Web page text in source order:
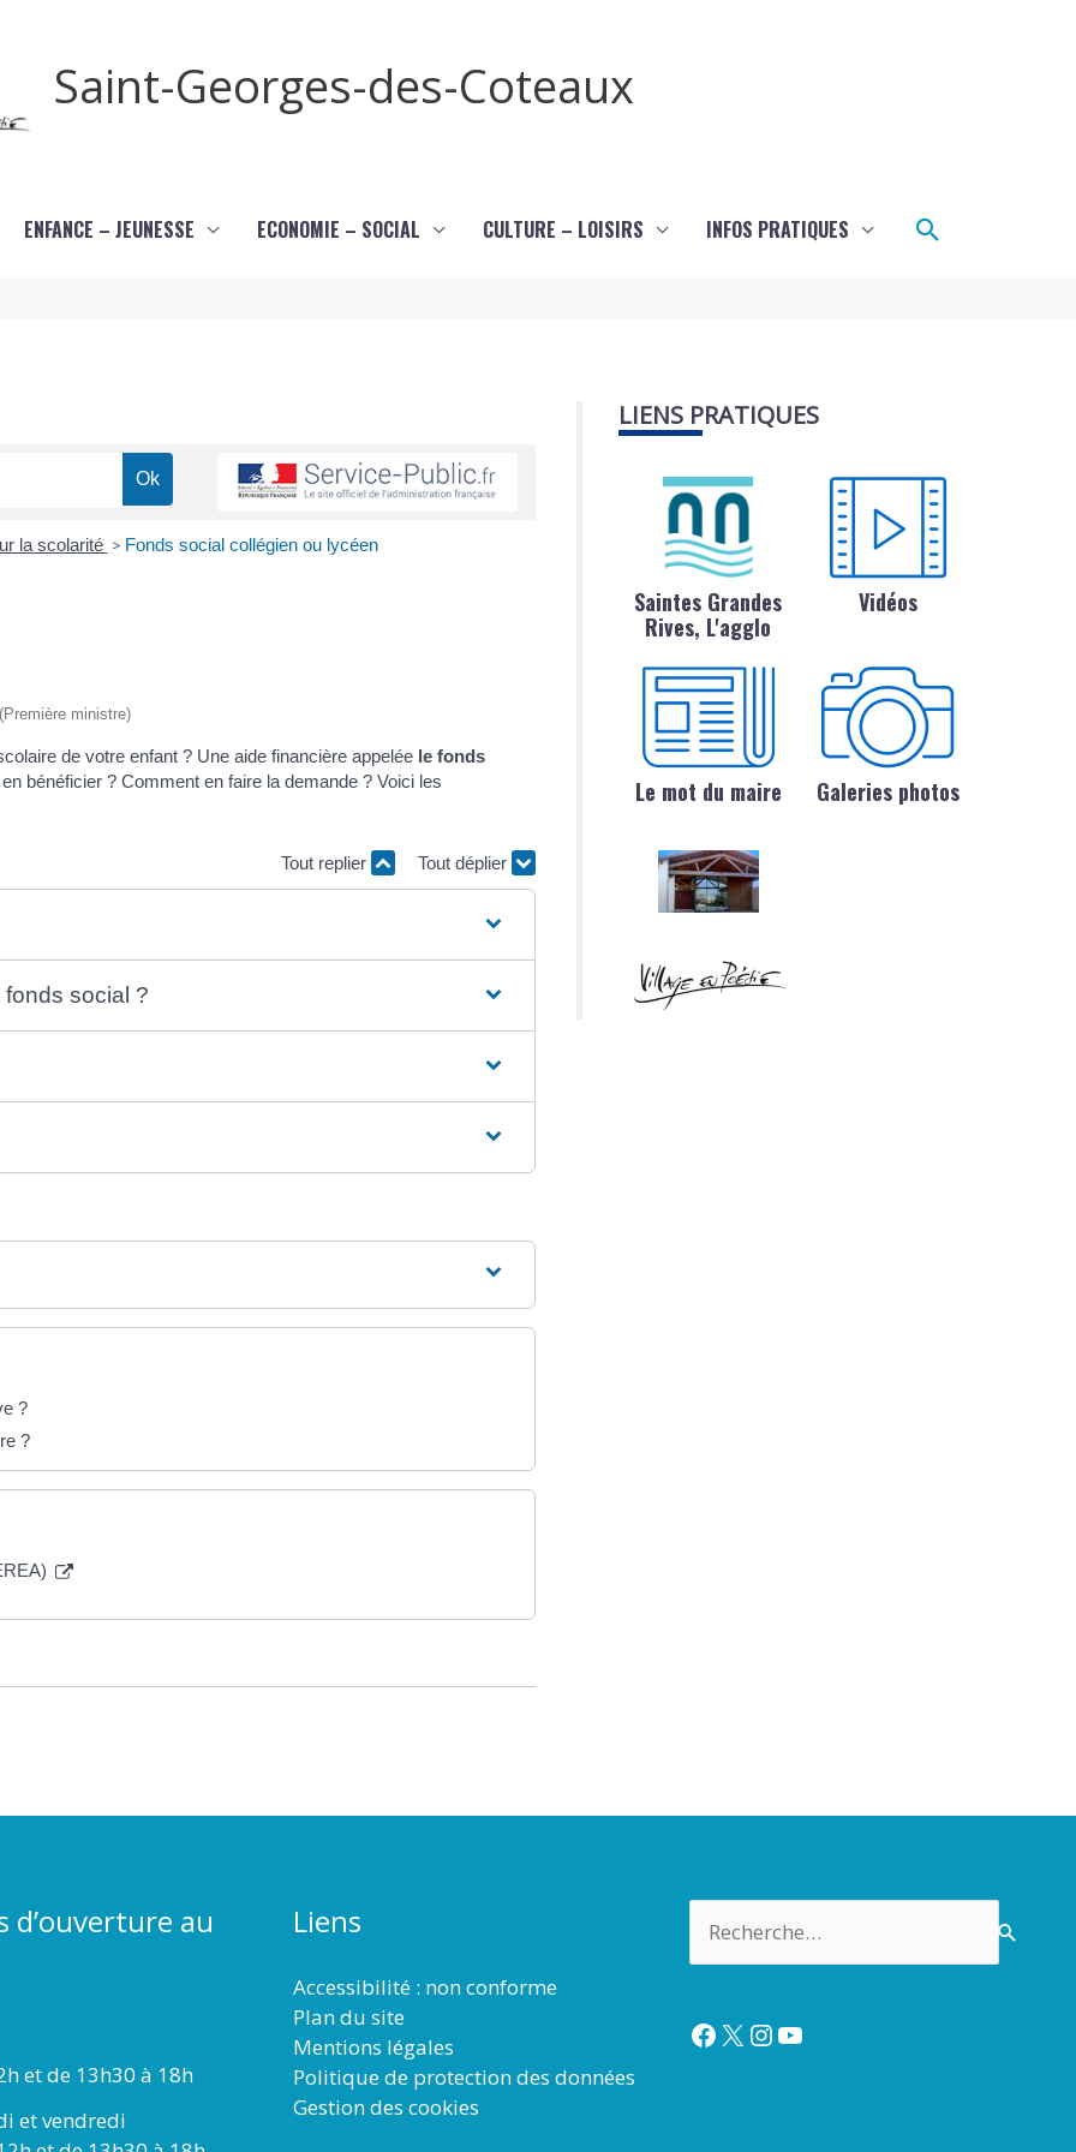
Saint-Georges-des-Coteaux
ENFANCE – JEUNESSE ECONOMIE – SOCIAL CULTURE – LOISIRS INFOS PRATIQUES Rechercher
la scolarité > Fonds social collégien ou lycéen
ministre)
de votre enfant ? Une aide financière appelée le fonds
bénéficier ? Comment en faire la demande ? Voici les
Tout replier Tout déplier
social ?
?
?
LIENS PRATIQUES
Saintes Grandes
Rives, L'agglo
Vidéos
Le mot du maire Galeries photos
d’ouverture au
et de 13h30 à 18h
et vendredi
Liens
Accessibilité : non conforme
Plan du site
Mentions légales
Politique de protection des données
Gestion des cookies
Facebook
X Instagram
YouTube